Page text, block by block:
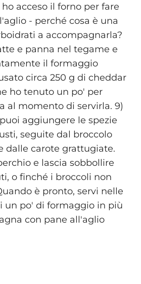
acceso il forno per fare
- perché cosa è una
a accompagnarla?
e panna nel tegame e
il formaggio
circa 250 g di cheddar
ho tenuto un po' per
al momento di servirla. 9)
aggiungere le spezie
seguite dal broccolo
dalle carote grattugiate.
e lascia sobbollire
o finché i broccoli non
è pronto, servi nelle
un po' di formaggio in più
con pane all'aglio